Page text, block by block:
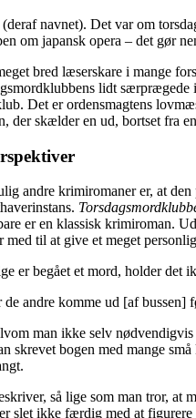
navnet). Det var om
om japansk opera – det gør
bred læserskare i mange
lidt
Det er ordensmagtens
der skælder en ud, bortset fra
andre krimiromaner er, at
er en klassisk krimiroman.
med til at give et meget
er begået et mord, holder det
de andre komme ud [af
man ikke selv
skrevet bogen med mange
så lige som man tror, at
slet ikke færdig med at